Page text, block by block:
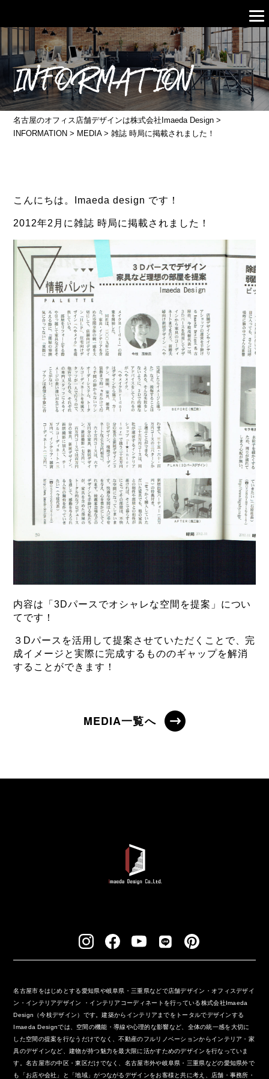
INFORMATION
名古屋のオフィス店舗デザインは株式会社Imaeda Design >
INFORMATION > MEDIA>雑誌 時局に掲載されました！
こんにちは。Imaeda design です！
2012年2月に雑誌 時局に掲載されました！
内容は「3Dパースでオシャレな空間を提案」につい
てです！
３Dパースを活用して提案させていただくことで、完
成イメージと実際に完成するもののギャップを解消
することができます！
MEDIA一覧へ
名古屋市をはじめとする愛知県や岐阜県・三重県などで店舗デザイン・オフィスデザイ
ン・インテリアデザイン ・インテリアコーディネートを行っている株式会社Imaeda
Design（今枝デザイン）です。建築からインテリアまでをトータルでデザインする
Imaeda Designでは、空間の機能・導線や心理的な影響など、全体の統一感を大切に
した空間の提案を行なうだけでなく、不動産のフルリノベーションからインテリア・家
具のデザインなど、建物が持つ魅力を最大限に活かすためのデザインを行なっていま
す。名古屋市の中区・東区だけでなく、名古屋市外や岐阜県・三重県などの愛知県外で
も「お店や会社」と「地域」がつながるデザインをお客様と共に考え、店舗・事務所・